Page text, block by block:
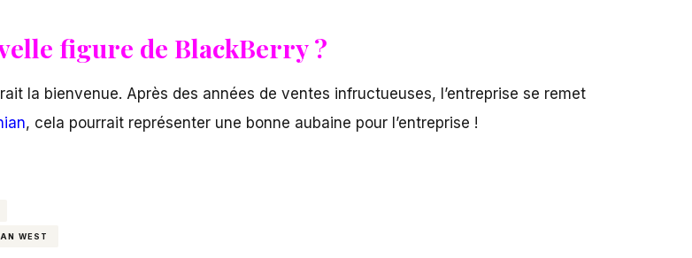
figure de BlackBerry ?
la bienvenue. Après des années de ventes infructueuses, l’entreprise se remet
, cela pourrait représenter une bonne aubaine pour l’entreprise !
WEST